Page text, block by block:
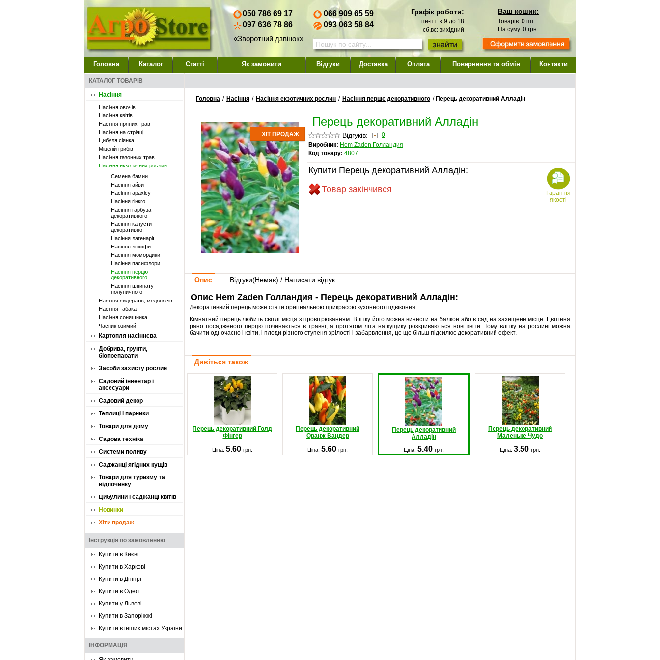
050 786 69 17
097 636 78 86
«Зворотний дзвінок»
066 909 65 59
093 063 58 84
Графік роботи:
пн-пт: з 9 до 18
сб,вс: вихідний
Ваш кошик:
Товарів: 0 шт.
На суму: 0 грн
Головна Каталог Статті Як замовити Відгуки Доставка Оплата Повернення та обмін Контакти
КАТАЛОГ ТОВАРІВ
Насіння
Насіння овочів
Насіння квітів
Насіння пряних трав
Насіння на стрічці
Цибуля сіянка
Міцелій грибів
Насіння газонних трав
Насіння екзотичних рослин
Семена бамии
Насіння айви
Насіння арахісу
Насіння гінкго
Насіння гарбуза
декоративного
Насіння капусти
декоративної
Насіння лагенарії
Насіння люффи
Насіння момордики
Насіння пасифлори
Насіння перцю
декоративного
Насіння шпинату
полуничного
Насіння сидератів, медоносів
Насіння табака
Насіння соняшника
Часник озимий
Картопля насіннєва
Добрива, грунти,
біопрепарати
Засоби захисту рослин
Садовий інвентар і
аксесуари
Садовий декор
Теплиці і парники
Товари для дому
Садова техніка
Системи поливу
Саджанці ягідних кущів
Товари для туризму та
відпочинку
Цибулини і саджанці квітів
Новинки
Хіти продаж
Інструкція по замовленню
Купити в Києві
Купити в Харкові
Купити в Дніпрі
Купити в Одесі
Купити у Львові
Купити в Запоріжжі
Купити в інших містах України
ІНФОРМАЦІЯ
Головна / Насіння / Насіння екзотичних рослин / Насіння перцю декоративного / Перець декоративний Алладін
ХІТ ПРОДАЖ
Перець декоративний Алладін
Відгуків:
0
Виробник: Hem Zaden Голландия
Код товару: 4807
Купити Перець декоративний Алладін:
Товар закінчився
Гарантія
якості
Опис Відгуки(Немає) / Написати відгук
Опис Hem Zaden Голландия - Перець декоративний Алладін:
Декоративний перець може стати оригінальною прикрасою кухонного підвіконня.
Кімнатний перець любить світлі місця з провітрюванням. Влітку його можна винести на балкон або в сад на захищене місце. Цвітіння
рано посадженого перцю починається в травні, а протягом літа на кущику розкриваються нові квіти. Тому влітку на рослині можна
бачити одночасно і квіти, і плоди різного ступеня зрілості і забарвлення, це ще більш підсилює декоративний ефект.
Дивіться також
Перець декоративний Голд
Фінгер
Перець декоративний
Оранж Вандер
Перець декоративний
Алладін
Перець декоративний
Маленьке Чудо
Ціна: 5.60 грн. Ціна: 5.60 грн. Ціна: 5.40 грн. Ціна: 3.50 грн.